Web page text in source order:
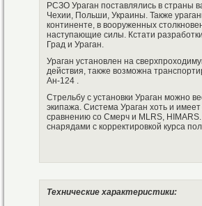
РСЗО Ураган поставлялись в страны
Чехии, Польши, Украины. Также
континенте, в вооруженных
наступающие силы. Кстати
Град и Ураган.
Ураган установлен на
действия, также возможна
Ан-124 .
Стрельбу с установки Ураган можно
экипажа. Система Ураган хоть и
сравнению со Смерч и MLRS,
снарядами с корректировкой курса
Технические характеристики: